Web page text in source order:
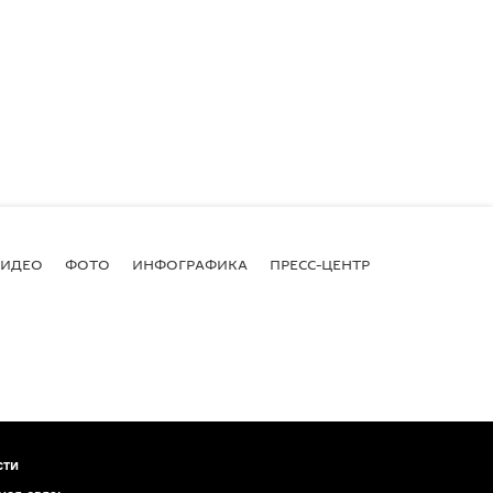
ФОТО ИНФОГРАФИКА ПРЕСС-ЦЕНТР